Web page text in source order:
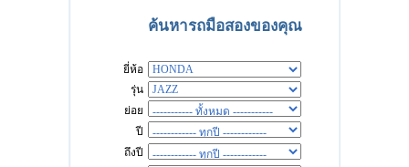
ค้นหารถมือสองของคุณ
ยี่ห้อ
รุ่น
ย่อย
ปี
ถึงปี